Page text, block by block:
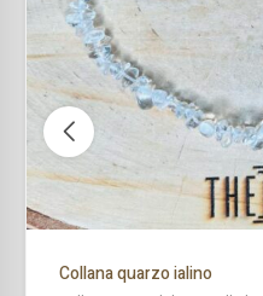
Collana quarzo ialino